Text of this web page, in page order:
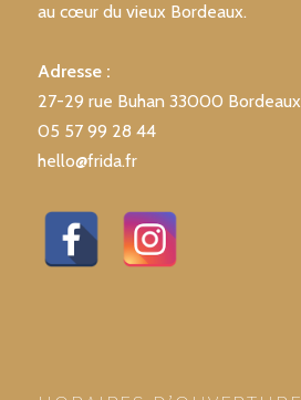
au cœur du vieux Bordeaux.
Adresse :
27-29 rue Buhan 33000 Bordeaux
05 57 99 28 44
hello@frida.fr